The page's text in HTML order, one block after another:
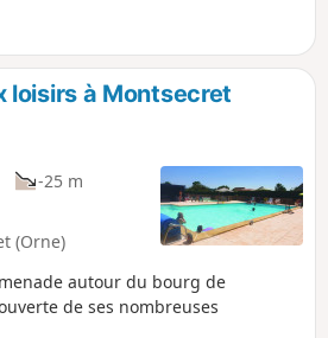
loisirs à Montsecret
-25 m
(Orne)
autour du bourg de
de ses nombreuses